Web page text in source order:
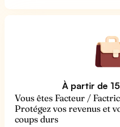
À partir de
Vous êtes Facteur /
Protégez vos revenus et
coups durs